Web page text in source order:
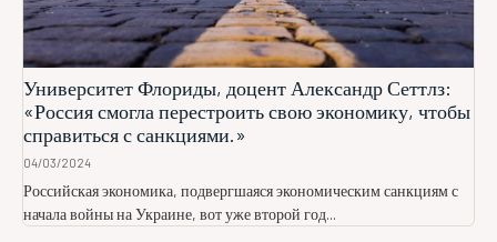
Университет Флориды, доцент Александр Сеттлз:
«Россия смогла перестроить свою экономику, чтобы
справиться с санкциями.»
04/03/2024
Российская экономика, подвергшаяся экономическим санкциям с
начала войны на Украине, вот уже второй год...